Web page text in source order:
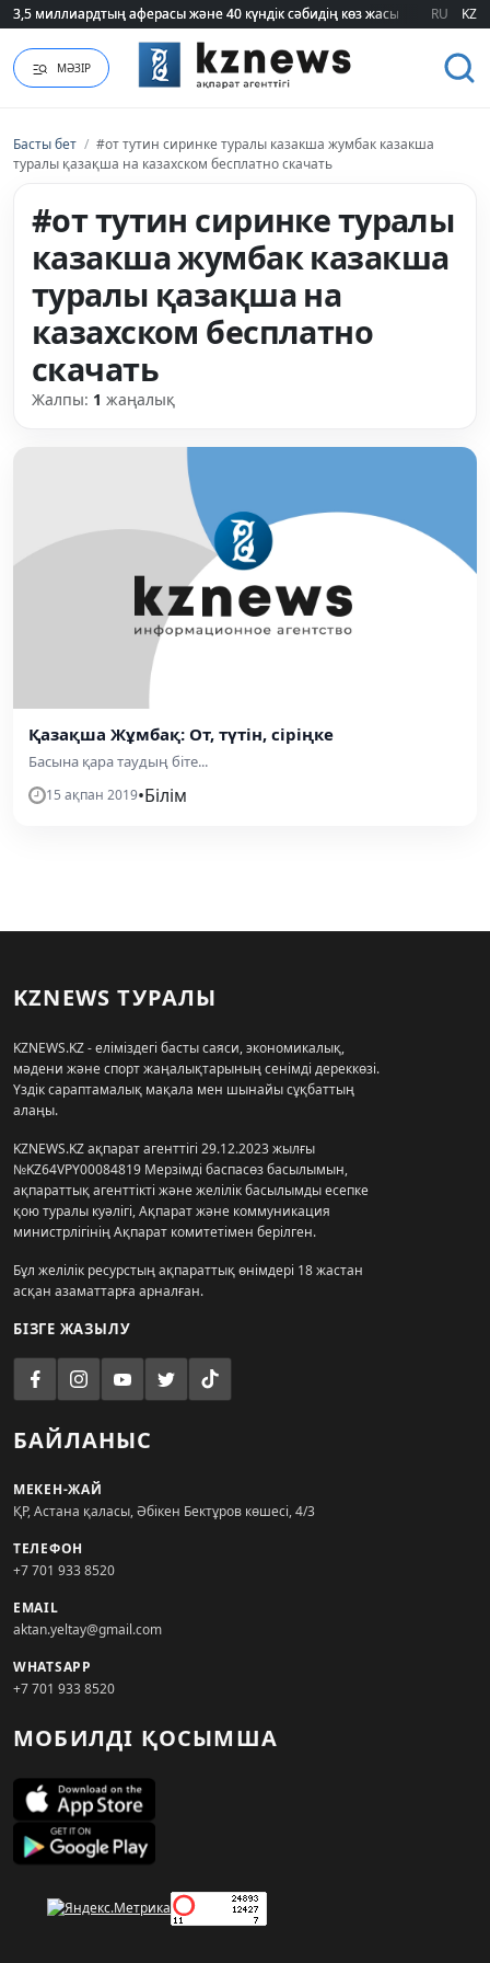
3,5 миллиардтың аферасы және 40 күндік сәбидің көз жасы:
3,5 миллиардтың аферасы және 40 күндік сәбидің көз жасы: RU KZ
МӘЗІР
Басты бет / #от тутин сиринке туралы казакша жумбак казакша
туралы қазақша на казахском бесплатно скачать
#от тутин сиринке туралы
казакша жумбак казакша
туралы қазақша на
казахском бесплатно
скачать
Жалпы: 1 жаңалық
Қазақша Жұмбақ: От, түтін, сіріңке
Басына қара таудың біте...
15 ақпан 2019•Білім
KZNEWS ТУРАЛЫ
KZNEWS.KZ - еліміздегі басты саяси, экономикалық,
мәдени және спорт жаңалықтарының сенімді дереккөзі.
Үздік сараптамалық мақала мен шынайы сұқбаттың
алаңы.
KZNEWS.KZ ақпарат агенттігі 29.12.2023 жылғы
№KZ64VPY00084819 Мерзімді баспасөз басылымын,
ақпараттық агенттікті және желілік басылымды есепке
қою туралы куәлігі, Ақпарат және коммуникация
министрлігінің Ақпарат комитетімен берілген.
Бұл желілік ресурстың ақпараттық өнімдері 18 жастан
асқан азаматтарға арналған.
БІЗГЕ ЖАЗЫЛУ
БАЙЛАНЫС
МЕКЕН-ЖАЙ
ҚР, Астана қаласы, Әбікен Бектұров көшесі, 4/3
ТЕЛЕФОН
+7 701 933 8520
EMAIL
aktan.yeltay@gmail.com
WHATSAPP
+7 701 933 8520
МОБИЛДІ ҚОСЫМША